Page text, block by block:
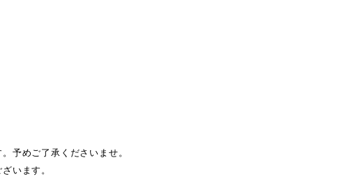
予めご了承くださいませ。
います。